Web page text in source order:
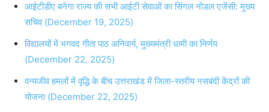
आईटीडीए बनेगा राज्य की सभी आईटी सेवाओं का सिंगल नोडल एजेंसी: मुख्य
सचिव (December 19, 2025)
विद्यालयों में भगवद गीता पाठ अनिवार्य, मुख्यमंत्री धामी का निर्णय
(December 22, 2025)
वन्यजीव हमलों में वृद्धि के बीच उत्तराखंड में जिला-स्तरीय नसबंदी केंद्रों की
योजना (December 22, 2025)